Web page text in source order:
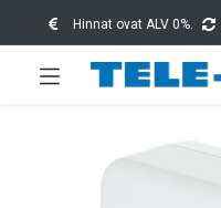
Hinnat ovat ALV 0%.